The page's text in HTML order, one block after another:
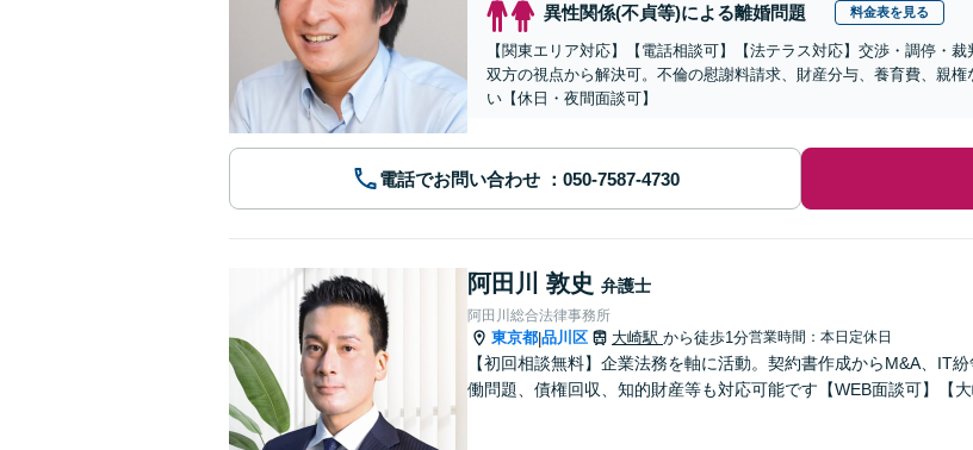
異性関係(不貞等)による離婚問題 料金表を見る
【関東エリア対応】【電話相談可】【法テラス対応】交渉・調停・
双方の視点から解決可。不倫の慰謝料請求、財産分与、養育費、親
い【休日・夜間面談可】
電話でお問い合わせ
阿田川 敦史 弁護士
阿田川総合法律事務所
東京都|品川区 大崎駅 から徒歩1分営業時間：本日定休日
【初回相談無料】企業法務を軸に活動。契約書作成からM&A、IT
働問題、債権回収、知的財産等も対応可能です【WEB面談可】【